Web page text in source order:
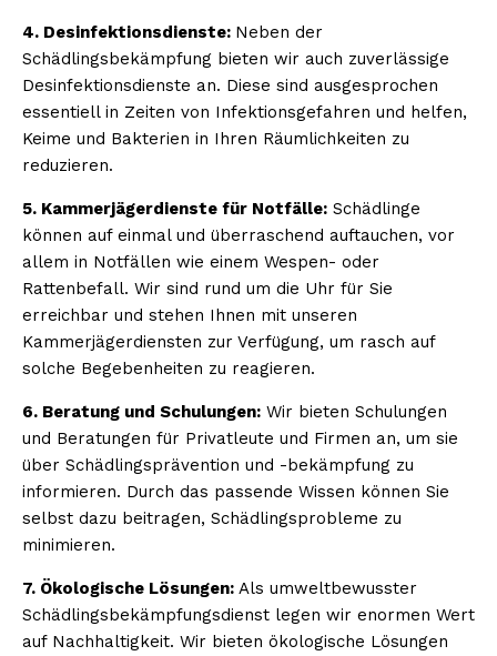
4. Desinfektionsdienste: Neben der
Schädlingsbekämpfung bieten wir auch zuverlässige
Desinfektionsdienste an. Diese sind ausgesprochen
essentiell in Zeiten von Infektionsgefahren und helfen,
Keime und Bakterien in Ihren Räumlichkeiten zu
reduzieren.
5. Kammerjägerdienste für Notfälle: Schädlinge
können auf einmal und überraschend auftauchen, vor
allem in Notfällen wie einem Wespen- oder
Rattenbefall. Wir sind rund um die Uhr für Sie
erreichbar und stehen Ihnen mit unseren
Kammerjägerdiensten zur Verfügung, um rasch auf
solche Begebenheiten zu reagieren.
6. Beratung und Schulungen: Wir bieten Schulungen
und Beratungen für Privatleute und Firmen an, um sie
über Schädlingsprävention und -bekämpfung zu
informieren. Durch das passende Wissen können Sie
selbst dazu beitragen, Schädlingsprobleme zu
minimieren.
7. Ökologische Lösungen: Als umweltbewusster
Schädlingsbekämpfungsdienst legen wir enormen Wert
auf Nachhaltigkeit. Wir bieten ökologische Lösungen